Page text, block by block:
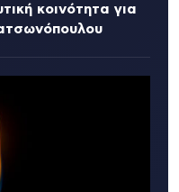
κοινότητα για